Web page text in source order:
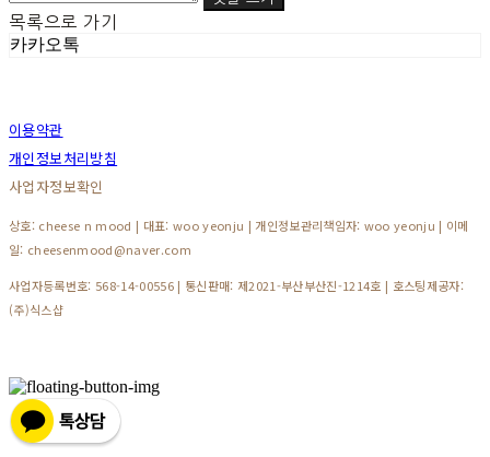
목록으로 가기
카카오톡
이용약관
개인정보처리방침
사업자정보확인
상호: cheese n mood | 대표: woo yeonju | 개인정보관리책임자: woo yeonju | 이메
일: cheesenmood@naver.com
사업자등록번호: 568-14-00556| 통신판매: 제2021-부산부산진-1214호 | 호스팅제공자:
(주)식스샵